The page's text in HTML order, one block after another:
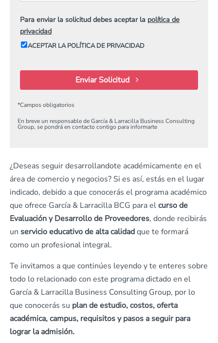
Para enviar la solicitud debes aceptar la política de
privacidad
ACEPTAR LA POLÍTICA DE PRIVACIDAD
Enviar Solicitud
*Campos obligatorios
En breve un responsable de García & Larracilla Business Consulting
Group, se pondrá en contacto contigo para informarte
¿Deseas seguir desarrollandote académicamente en el
área de comercio y negocios? Si es así, estás en el lugar
indicado, debido a que conocerás el programa académico
que ofrece García & Larracilla BCG para elcurso de
Evaluación y Desarrollo de Proveedores, donde recibirás
un servicio educativo de alta calidadque te formará
como un profesional integral.
Te invitamos a que continúes leyendo y te enteres sobre
todo lo relacionado con este programa dictado en el
García & Larracilla Business Consulting Group, por lo
que conocerás su plan de estudio, costos, oferta
académica, campus, requisitos y pasos a seguir para
lograr la admisión.